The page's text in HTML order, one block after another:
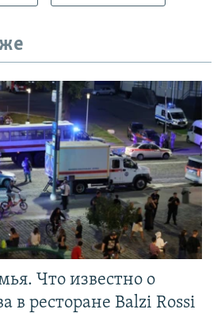
Что известно о
в ресторане Balzi Rossi